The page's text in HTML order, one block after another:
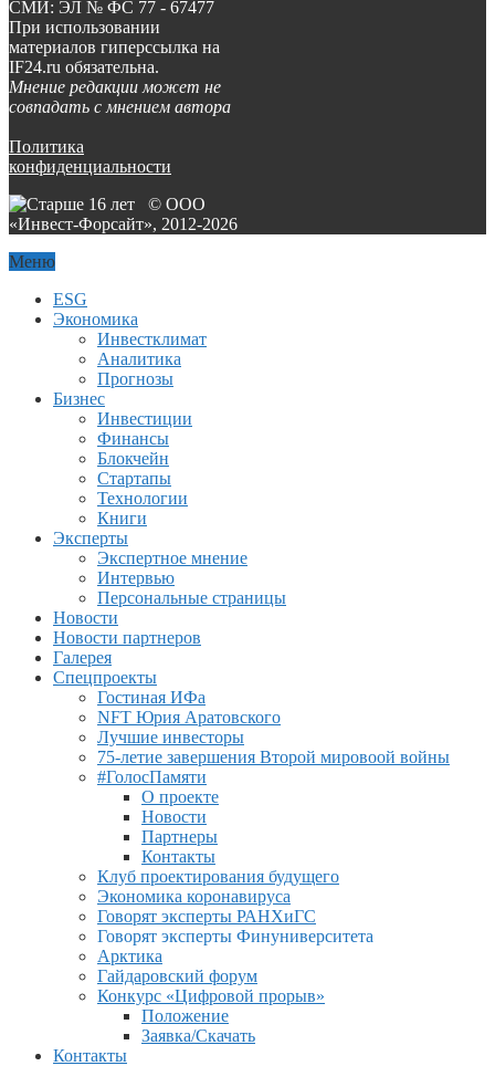
СМИ: ЭЛ № ФС 77 - 67477
При использовании
материалов гиперссылка на
IF24.ru обязательна.
Мнение редакции может не
совпадать с мнением автора
Политика
конфиденциальности
© ООО
«Инвест-Форсайт», 2012-2026
Меню
ESG
Экономика
Инвестклимат
Аналитика
Прогнозы
Бизнес
Инвестиции
Финансы
Блокчейн
Стартапы
Технологии
Книги
Эксперты
Экспертное мнение
Интервью
Персональные страницы
Новости
Новости партнеров
Галерея
Спецпроекты
Гостиная ИФа
NFT Юрия Аратовского
Лучшие инвесторы
75-летие завершения Второй мировоой войны
#ГолосПамяти
О проекте
Новости
Партнеры
Контакты
Клуб проектирования будущего
Экономика коронавируса
Говорят эксперты РАНХиГС
Говорят эксперты Финуниверситета
Арктика
Гайдаровский форум
Конкурс «Цифровой прорыв»
Положение
Заявка/Скачать
Контакты